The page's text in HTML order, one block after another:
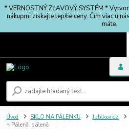
* VERNOSTNÝ ZĽAVOVÝ SYSTÉM *
nákupmi získajte lepšie ceny. Čím viac u
máte.
Úvod SKLO NA PÁLENKU Jablkovica
+ Pálenô, pálenô